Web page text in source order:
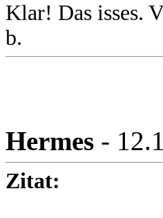
Klar! Das isses.
b.
Hermes -
Zitat: